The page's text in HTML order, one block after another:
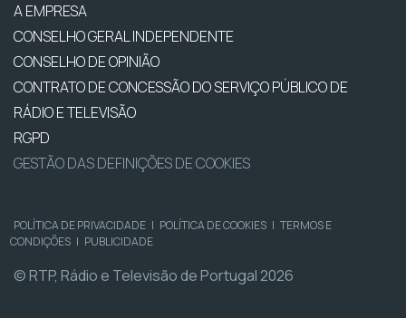
A EMPRESA
CONSELHO GERAL INDEPENDENTE
CONSELHO DE OPINIÃO
CONTRATO DE CONCESSÃO DO SERVIÇO PÚBLICO DE
RÁDIO E TELEVISÃO
RGPD
GESTÃO DAS DEFINIÇÕES DE COOKIES
POLÍTICA DE PRIVACIDADE | POLÍTICA DE COOKIES | TERMOS E
CONDIÇÕES | PUBLICIDADE
© RTP, Rádio e Televisão de Portugal 2026